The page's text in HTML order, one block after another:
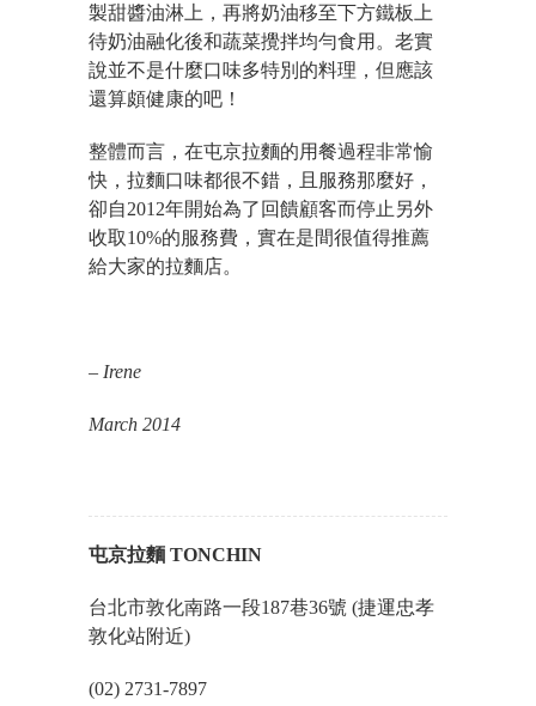
製甜醬油淋上，再將奶油移至下方鐵板上
待奶油融化後和蔬菜攪拌均勻食用。老實
說並不是什麼口味多特別的料理，但應該
還算頗健康的吧！
整體而言，在屯京拉麵的用餐過程非常愉
快，拉麵口味都很不錯，且服務那麼好，
卻自2012年開始為了回饋顧客而停止另外
收取10%的服務費，實在是間很值得推薦
給大家的拉麵店。
– Irene
March 2014
屯京拉麵 TONCHIN
台北市敦化南路一段187巷36號 (捷運忠孝
敦化站附近)
(02) 2731-7897